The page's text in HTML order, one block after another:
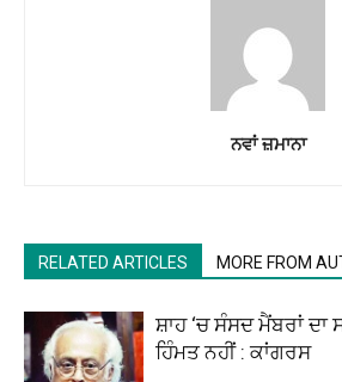
ਨਵਾਂ ਜ਼ਮਾਨਾ
RELATED ARTICLES MORE FROM
ਸ਼ਾਹ ‘ਚ ਸੰਸਦ ਮੈਂਬਰਾਂ ਦਾ
ਹਿੰਮਤ ਨਹੀਂ : ਕਾਂਗਰਸ